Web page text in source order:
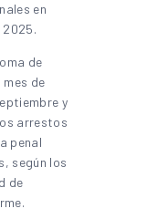
en
de
de
y
arrestos
penal
según los
de